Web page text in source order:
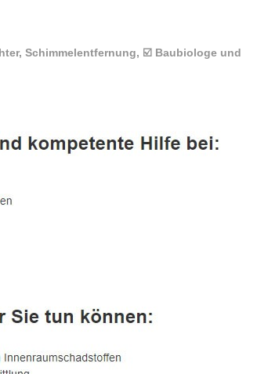
Schimmelentfernung, ☑️ Baubiologe und